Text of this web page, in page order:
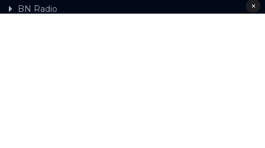
BN Radio
×